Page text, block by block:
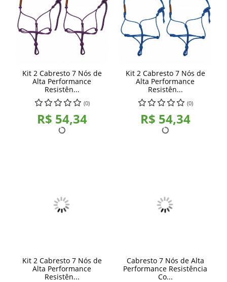
Kit 2 Cabresto 7 Nós de
Alta Performance
Resistên...
(0)
R$ 54,34
Kit 2 Cabresto 7 Nós de
Alta Performance
Resistên...
(0)
R$ 54,34
Kit 2 Cabresto 7 Nós de
Alta Performance
Resistên...
Cabresto 7 Nós de Alta
Performance Resistência
Co...